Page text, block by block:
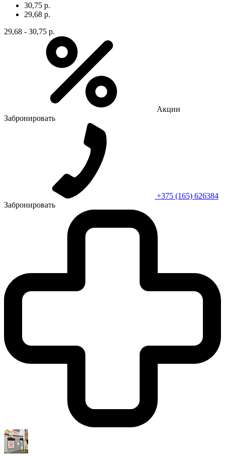
30,75 р.
29,68 р.
29,68 - 30,75 р.
Акции
Забронировать
+375 (165) 626384
Забронировать